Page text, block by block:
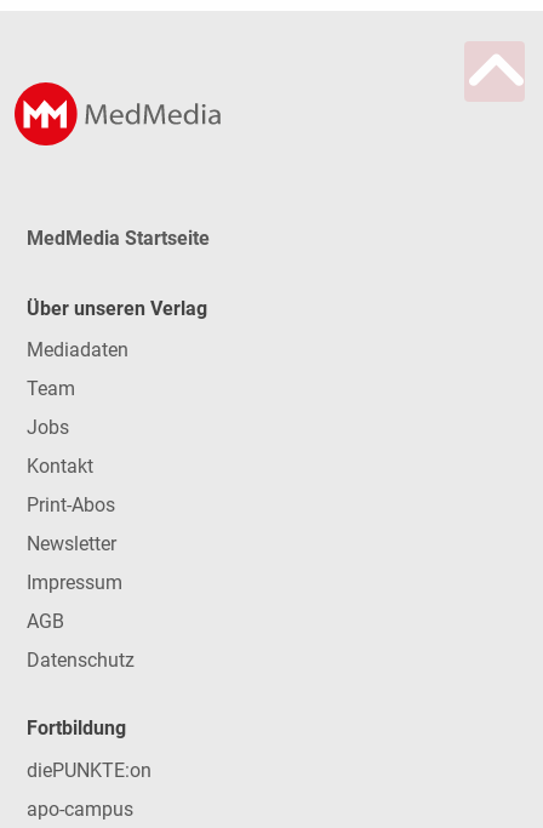
MedMedia Startseite
Über unseren Verlag
Mediadaten
Team
Jobs
Kontakt
Print-Abos
Newsletter
Impressum
AGB
Datenschutz
Fortbildung
diePUNKTE:on
apo-campus